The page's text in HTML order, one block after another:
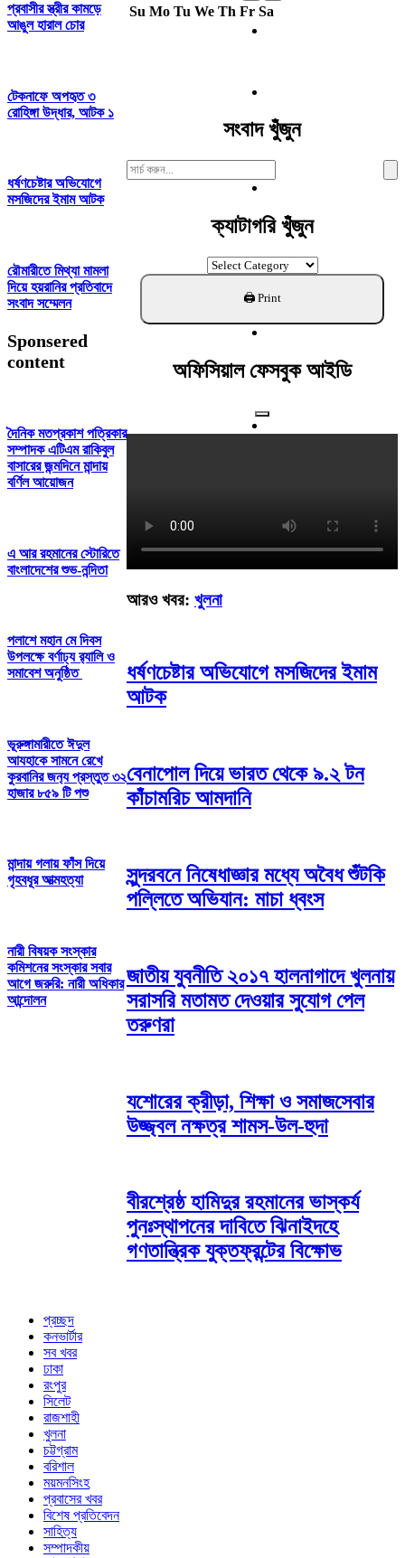
প্রবাসীর স্ত্রীর কামড়ে
আঙুল হারাল চোর
টেকনাফে অপহৃত ৩
রোহিঙ্গা উদ্ধার, আটক ১
ধর্ষণচেষ্টার অভিযোগে
মসজিদের ইমাম আটক
রৌমারীতে মিথ্যা মামলা
দিয়ে হয়রানির প্রতিবাদে
সংবাদ সম্মেলন
Sponsered
content
দৈনিক মতপ্রকাশ পত্রিকার
সম্পাদক এটিএম রাকিবুল
বাসারের জন্মদিনে মান্দায়
বর্ণিল আয়োজন
এ আর রহমানের স্টোরিতে
বাংলাদেশের শুভ-নন্দিতা
পলাশে মহান মে দিবস
উপলক্ষে বর্ণাঢ্য র‍্যালি ও
সমাবেশ অনুষ্ঠিত
ভূরুঙ্গামারীতে ঈদুল
আযহাকে সামনে রেখে
কুরবানির জন‍্য প্রস্তুত ৩২
হাজার ৮৫৯ টি পশু
মান্দায় গলায় ফাঁস দিয়ে
গৃহবধূর আত্মহত্যা
নারী বিষয়ক সংস্কার
কমিশনের সংস্কার সবার
আগে জরুরি: নারী অধিকার
আন্দোলন
Su Mo Tu We Th Fr Sa
সংবাদ খুঁজুন
Search
For:
ক্যাটাগরি খুঁজুন
ক্যাটাগরি
খুঁজুন
অফিসিয়াল ফেসবুক আইডি
আরও খবর: খুলনা
ধর্ষণচেষ্টার অভিযোগে মসজিদের ইমাম
আটক
বেনাপোল দিয়ে ভারত থেকে ৯.২ টন
কাঁচামরিচ আমদানি
​সুন্দরবনে নিষেধাজ্ঞার মধ্যে অবৈধ শুঁটকি
পল্লিতে অভিযান: মাচা ধ্বংস
জাতীয় যুবনীতি ২০১৭ হালনাগাদে খুলনায়
সরাসরি মতামত দেওয়ার সুযোগ পেল
তরুণরা
যশোরের ক্রীড়া, শিক্ষা ও সমাজসেবার
উজ্জ্বল নক্ষত্র শামস-উল-হুদা
বীরশ্রেষ্ঠ হামিদুর রহমানের ভাস্কর্য
পুনঃস্থাপনের দাবিতে ঝিনাইদহে
গণতান্ত্রিক যুক্তফ্রন্টের বিক্ষোভ
প্রচ্ছদ
কনভার্টার
সব খবর
ঢাকা
রংপুর
সিলেট
রাজশাহী
খুলনা
চট্টগ্রাম
বরিশাল
ময়মনসিংহ
প্রবাসের খবর
বিশেষ প্রতিবেদন
সাহিত্য
সম্পাদকীয়